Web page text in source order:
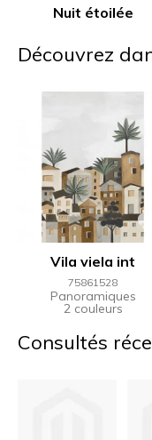
Nuit étoilée
Découvrez
Vila viela int
75861528
Panoramiques
2 couleurs
Consultés